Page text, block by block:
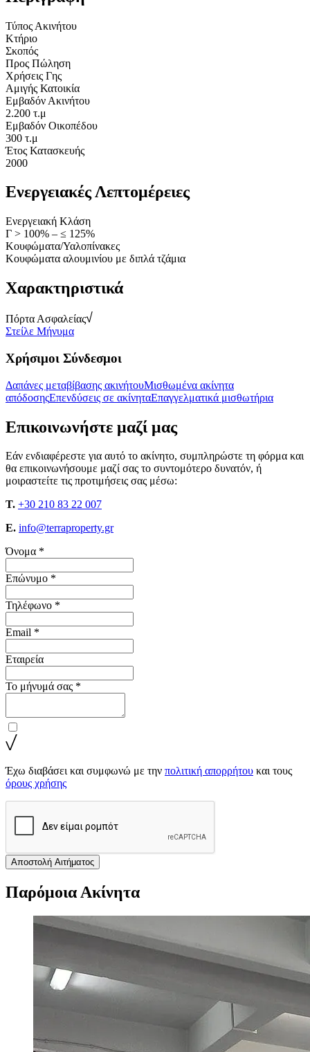
Τύπος Ακινήτου
Κτήριο
Σκοπός
Προς Πώληση
Χρήσεις Γης
Αμιγής Κατοικία
Εμβαδόν Ακινήτου
2.200 τ.μ
Εμβαδόν Οικοπέδου
300 τ.μ
Έτος Κατασκευής
2000
Ενεργειακές Λεπτομέρειες
Ενεργειακή Κλάση
Γ > 100% – ≤ 125%
Κουφώματα/Υαλοπίνακες
Κουφώματα αλουμινίου με διπλά τζάμια
Χαρακτηριστικά
Πόρτα Ασφαλείας
Στείλε Μήνυμα
Χρήσιμοι Σύνδεσμοι
Δαπάνες μεταβίβασης ακινήτουΜισθωμένα ακίνητα
απόδοσηςΕπενδύσεις σε ακίνηταΕπαγγελματικά μισθωτήρια
Επικοινωνήστε μαζί μας
Εάν ενδιαφέρεστε για αυτό το ακίνητο, συμπληρώστε τη φόρμα και
θα επικοινωνήσουμε μαζί σας το συντομότερο δυνατόν, ή
μοιραστείτε τις προτιμήσεις σας μέσω:
T. +30 210 83 22 007
E. info@terraproperty.gr
Όνομα *
Επώνυμο *
Τηλέφωνο *
Email *
Εταιρεία
Το μήνυμά σας *
Έχω διαβάσει και συμφωνώ με την πολιτική απορρήτου και τους
όρους χρήσης
Αποστολή Αιτήματος
Παρόμοια Ακίνητα